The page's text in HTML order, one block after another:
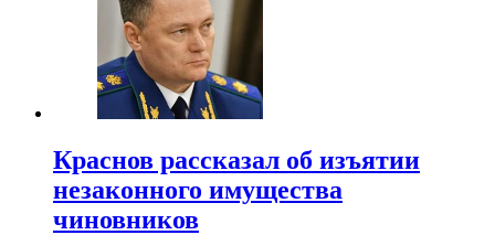
Краснов рассказал об изъятии
незаконного имущества
чиновников